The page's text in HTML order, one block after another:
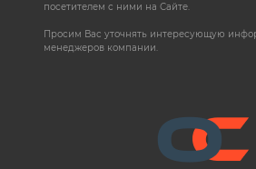
посетителем с ними на Сайте.
Просим Вас уточнять интересующую
менеджеров компании.